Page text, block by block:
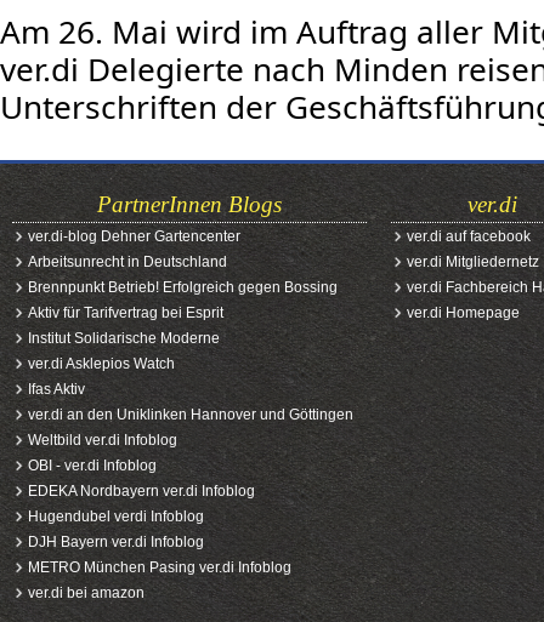
Am 26. Mai wird im Auftrag aller
ver.di Delegierte nach Minden
Unterschriften der
PartnerInnen Blogs
ver.di-blog Dehner Gartencenter
Arbeitsunrecht in Deutschland
Brennpunkt Betrieb! Erfolgreich gegen Bossing
Aktiv für Tarifvertrag bei Esprit
Institut Solidarische Moderne
ver.di Asklepios Watch
Ifas Aktiv
ver.di an den Uniklinken Hannover und Göttingen
Weltbild ver.di Infoblog
OBI - ver.di Infoblog
EDEKA Nordbayern ver.di Infoblog
Hugendubel verdi Infoblog
DJH Bayern ver.di Infoblog
METRO München Pasing ver.di Infoblog
ver.di bei amazon
ver.di
ver.di auf facebook
ver.di Mitgliedernetz
ver.di Fachbereich
ver.di Homepage